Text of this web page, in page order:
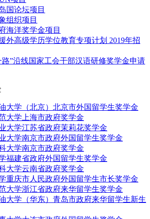
国论坛项目
组织项目
海洋奖学金项目
外高级学历学位教育专项计划 2019年招
路”沿线国家工会干部汉语研修奖学金申请
大学（北京）北京市外国留学生奖学金
大学上海市政府奖学金
大学江苏省政府茉莉花奖学金
大学南京市政府外国留学生奖学金
大学南京市政府奖学金
福建省政府外国留学生奖学金
大学云南省政府奖学金
重庆市人民政府外国留学生市长奖学金
大学浙江省政府来华留学生奖学金
大学（华东）青岛市政府来华留学生新生